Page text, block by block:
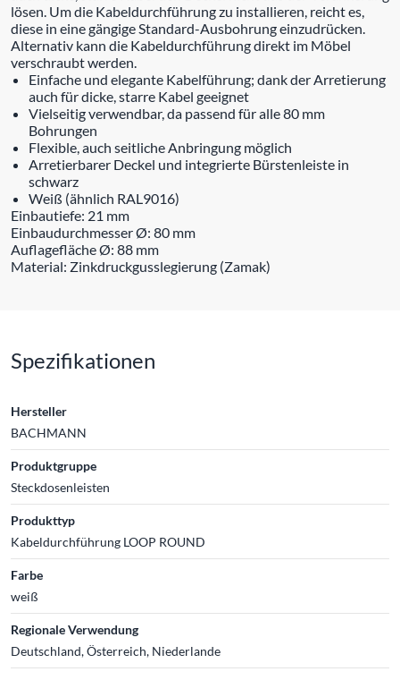
lösen. Um die Kabeldurchführung zu installieren, reicht es,
diese in eine gängige Standard-Ausbohrung einzudrücken.
Alternativ kann die Kabeldurchführung direkt im Möbel
verschraubt werden.
Einfache und elegante Kabelführung; dank der Arretierung
auch für dicke, starre Kabel geeignet
Vielseitig verwendbar, da passend für alle 80 mm
Bohrungen
Flexible, auch seitliche Anbringung möglich
Arretierbarer Deckel und integrierte Bürstenleiste in
schwarz
Weiß (ähnlich RAL9016)
Einbautiefe: 21 mm
Einbaudurchmesser Ø: 80 mm
Auflagefläche Ø: 88 mm
Material: Zinkdruckgusslegierung (Zamak)
Spezifikationen
Hersteller
BACHMANN
Produktgruppe
Steckdosenleisten
Produkttyp
Kabeldurchführung LOOP ROUND
Farbe
weiß
Regionale Verwendung
Deutschland, Österreich, Niederlande